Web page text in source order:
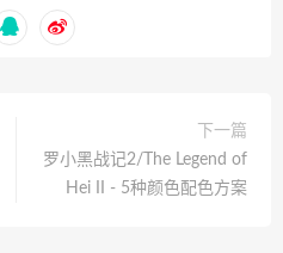
下一篇
罗小黑战记2/The Legend of
Hei II - 5种颜色配色方案